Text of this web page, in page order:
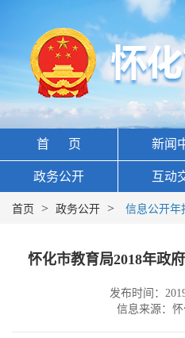
首 页 新闻
政务公开 互动
首页 > 政务公开 > 信息公开年
怀化市教育局2018年政
发布时间：
信息来源：